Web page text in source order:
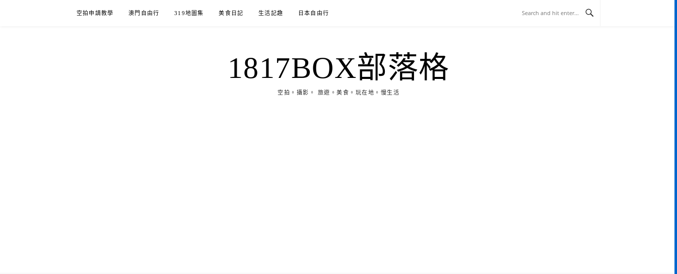
空拍申請教學 澳門自由行 319地圖集 美食日記 生活記趣 日本自由行
1817BOX部落格
空拍。攝影。 旅遊。美食。玩在地。慢生活